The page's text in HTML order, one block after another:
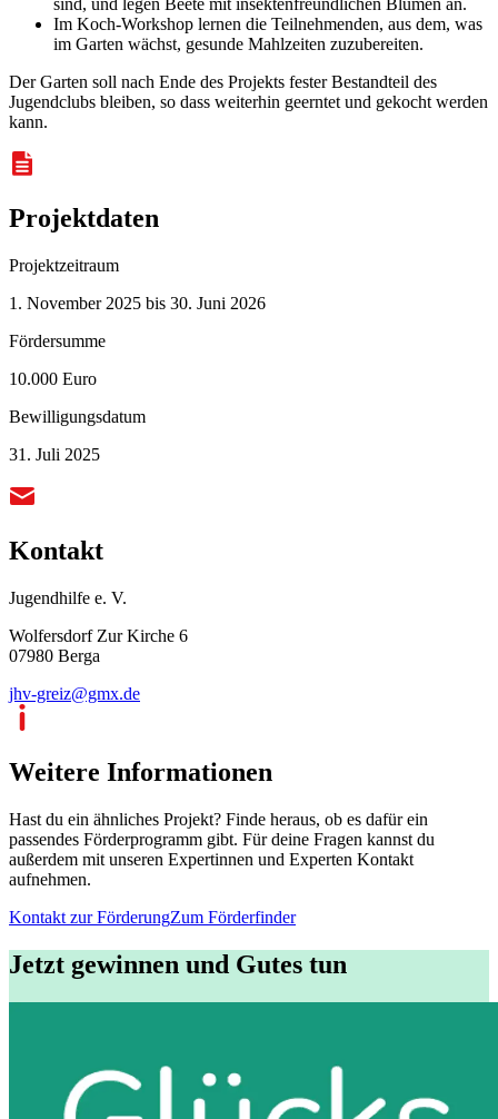
sind, und legen Beete mit insektenfreundlichen Blumen an.
Im Koch-Workshop lernen die Teilnehmenden, aus dem, was
im Garten wächst, gesunde Mahlzeiten zuzubereiten.
Der Garten soll nach Ende des Projekts fester Bestandteil des
Jugendclubs bleiben, so dass weiterhin geerntet und gekocht werden
kann.
Projektdaten
Projektzeitraum
1. November 2025 bis 30. Juni 2026
Fördersumme
10.000 Euro
Bewilligungsdatum
31. Juli 2025
Kontakt
Jugendhilfe e. V.
Wolfersdorf Zur Kirche 6
07980 Berga
jhv-greiz@gmx.de
Weitere Informationen
Hast du ein ähnliches Projekt? Finde heraus, ob es dafür ein
passendes Förderprogramm gibt. Für deine Fragen kannst du
außerdem mit unseren Expertinnen und Experten Kontakt
aufnehmen.
Kontakt zur FörderungZum Förderfinder
Jetzt gewinnen und Gutes tun